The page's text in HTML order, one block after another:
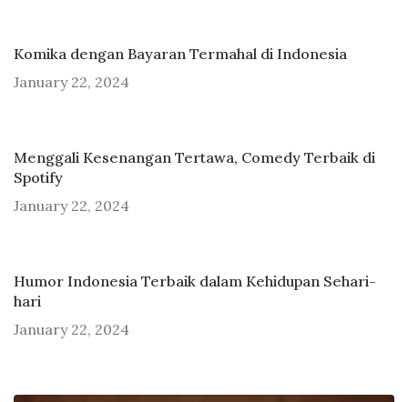
Komika dengan Bayaran Termahal di Indonesia
January 22, 2024
Menggali Kesenangan Tertawa, Comedy Terbaik di
Spotify
January 22, 2024
Humor Indonesia Terbaik dalam Kehidupan Sehari-
hari
January 22, 2024